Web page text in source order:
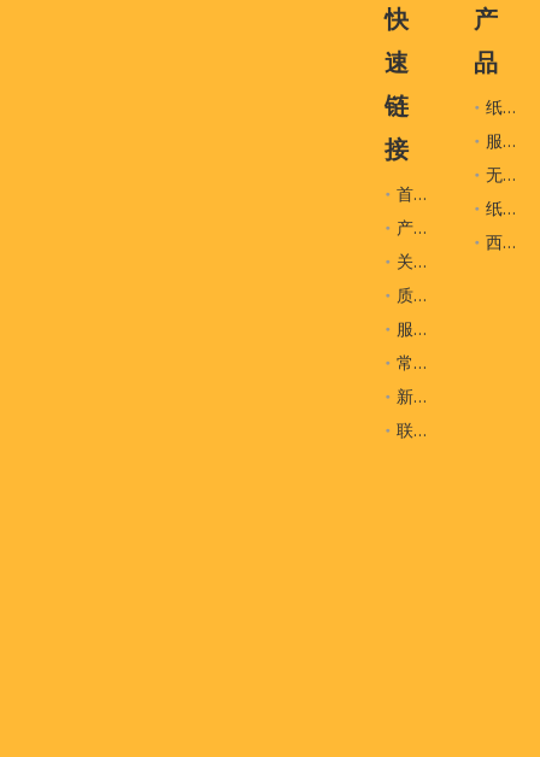
快
速
链
接
首页
产品
关于我们
质量控制
服务
常问问题
新闻
联系我们
产
品
纸袋
服装辅料
无纺布袋
纸盒
西装袋